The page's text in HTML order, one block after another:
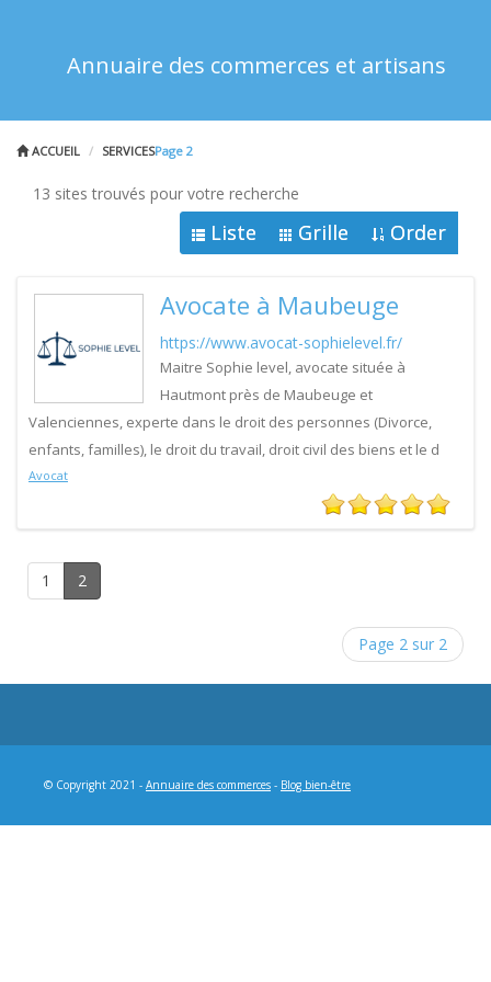
Annuaire des commerces et artisans
ACCUEIL SERVICESPage 2
13 sites trouvés pour votre recherche
Liste Grille Order
Avocate à Maubeuge
https://www.avocat-sophielevel.fr/
Maitre Sophie level, avocate située à
Hautmont près de Maubeuge et
Valenciennes, experte dans le droit des personnes (Divorce,
enfants, familles), le droit du travail, droit civil des biens et le d
Avocat
1 2
Page 2 sur 2
© Copyright 2021 - Annuaire des commerces - Blog bien-être